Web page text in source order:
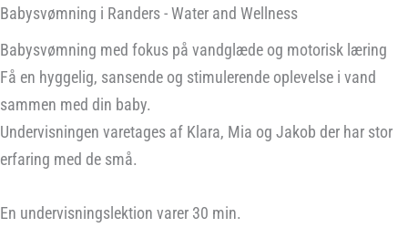
Babysvømning i Randers - Water and Wellness
Babysvømning med fokus på vandglæde og motorisk læring
Få en hyggelig, sansende og stimulerende oplevelse i vand
sammen med din baby.
Undervisningen varetages af Klara, Mia og Jakob der har stor
erfaring med de små.
En undervisningslektion varer 30 min.